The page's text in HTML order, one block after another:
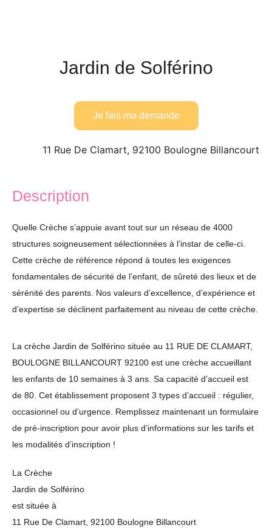
Jardin de Solférino
Je fais ma demande
11 Rue De Clamart, 92100 Boulogne Billancourt
Description
Quelle Crèche s’appuie avant tout sur un réseau de 4000
structures soigneusement sélectionnées à l’instar de celle-ci.
Cette crèche de référence répond à toutes les exigences
fondamentales de sécurité de l’enfant, de sûreté des lieux et de
sérénité des parents. Nos valeurs d’excellence, d’expérience et
d’expertise se déclinent parfaitement au niveau de cette crèche.
La crèche Jardin de Solférino située au 11 RUE DE CLAMART,
BOULOGNE BILLANCOURT 92100 est une crèche accueillant
les enfants de 10 semaines à 3 ans. Sa capacité d’accueil est
de 80. Cet établissement proposent 3 types d’accueil : régulier,
occasionnel ou d’urgence. Remplissez maintenant un formulaire
de pré-inscription pour avoir plus d’informations sur les tarifs et
les modalités d’inscription !
La Crèche
Jardin de Solférino
est située à
11 Rue De Clamart, 92100 Boulogne Billancourt